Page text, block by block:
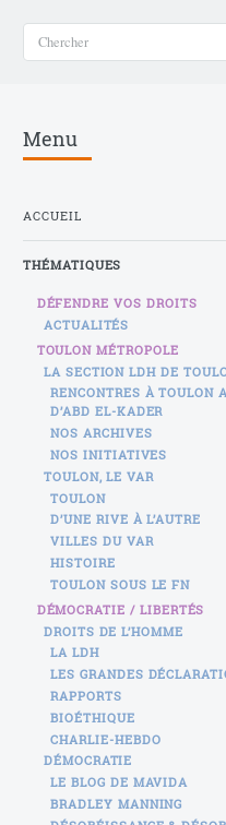
Menu
ACCUEIL
THÉMATIQUES
DÉFENDRE VOS DROITS
ACTUALITÉS
TOULON MÉTROPOLE
LA SECTION LDH DE
RENCONTRES À TOULON
D’ABD EL-KADER
NOS ARCHIVES
NOS INITIATIVES
TOULON, LE VAR
TOULON
D’UNE RIVE À L’AUTRE
VILLES DU VAR
HISTOIRE
TOULON SOUS LE FN
DÉMOCRATIE / LIBERTÉS
DROITS DE L’HOMME
LA LDH
LES GRANDES
RAPPORTS
BIOÉTHIQUE
CHARLIE-HEBDO
DÉMOCRATIE
LE BLOG DE MAVIDA
BRADLEY MANNING